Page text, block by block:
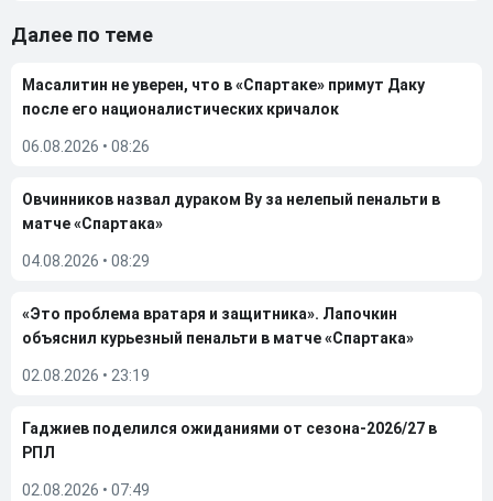
Далее по теме
Масалитин не уверен, что в «Спартаке» примут Даку
после его националистических кричалок
06.08.2026 • 08:26
Овчинников назвал дураком Ву за нелепый пенальти в
матче «Спартака»
04.08.2026 • 08:29
«Это проблема вратаря и защитника». Лапочкин
объяснил курьезный пенальти в матче «Спартака»
02.08.2026 • 23:19
Гаджиев поделился ожиданиями от сезона-2026/27 в
РПЛ
02.08.2026 • 07:49